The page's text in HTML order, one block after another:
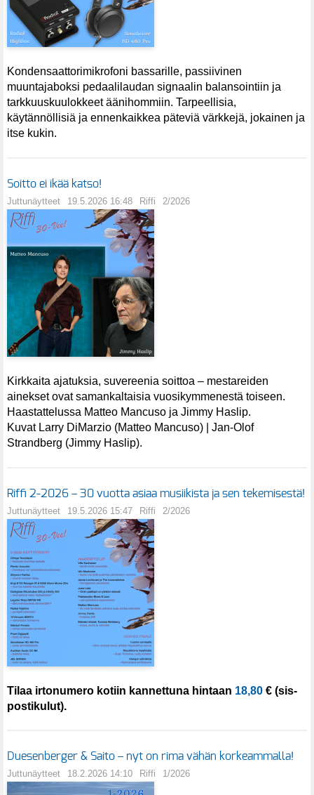
Kondensaattorimikrofoni bassarille, passiivinen
muuntajaboksi pedaalilaudan signaalin balansointiin ja
tarkkuuskuulokkeet äänihommiin. Tarpeellisia,
käytännöllisiä ja ennenkaikkea päteviä värkkejä, jokainen ja
itse kukin.
Soitto ei ikää katso!
Juttunäytteet 19.5.2026 16:48 Riffi 2/2026
Kirkkaita ajatuksia, suvereenia soittoa – mestareiden
ainekset ovat samankaltaisia vuosikymmenestä toiseen.
Haastattelussa Matteo Mancuso ja Jimmy Haslip.
Kuvat Larry DiMarzio (Matteo Mancuso) | Jan-Olof
Strandberg (Jimmy Haslip).
Riffi 2-2026 – 30 vuotta asiaa musiikista ja sen tekemisestä!
Juttunäytteet 19.5.2026 15:47 Riffi 2/2026
Tilaa irtonumero kotiin kannettuna hintaan 18,80 € (sis-
postikulut).
Duesenberger & Saito – nyt on rima vähän korkeammalla!
Juttunäytteet 18.2.2026 14:10 Riffi 1/2026